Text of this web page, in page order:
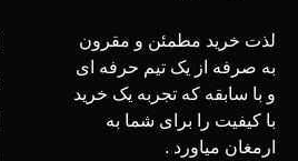
لذت خرید مطمئن و مقرون
به صرفه از یک تیم حرفه ای
و با سابقه که تجربه یک خرید
با کیفیت را برای شما به
ارمغان میاورد .